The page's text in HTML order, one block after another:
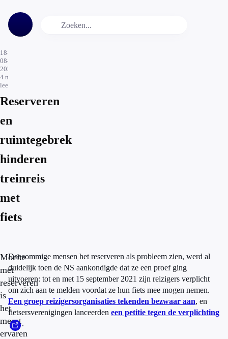
18-
08-
2021
4 min.
leestijd
Reserveren
en
ruimtegebrek
hinderen
treinreis
met
fiets
Moeite
met
reserveren
is
het
meest
ervaren
Dat sommige mensen het reserveren als probleem zien, werd al
duidelijk toen de NS aankondigde dat ze een proef ging
uitvoeren: tot en met 15 september 2021 zijn reizigers verplicht
om zich aan te melden voordat ze hun fiets mee mogen nemen.
Een groep reizigersorganisaties tekenden bezwaar aan, en
fietsersverenigingen lanceerden een petitie tegen de verplichting
.